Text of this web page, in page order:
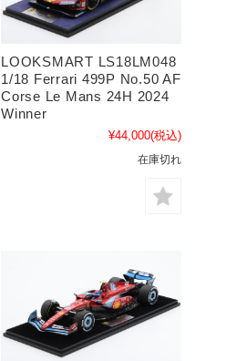
LOOKSMART LS18LM048
1/18 Ferrari 499P No.50 AF
Corse Le Mans 24H 2024
Winner
¥44,000(税込)
在庫切れ